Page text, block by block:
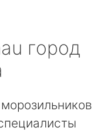
город